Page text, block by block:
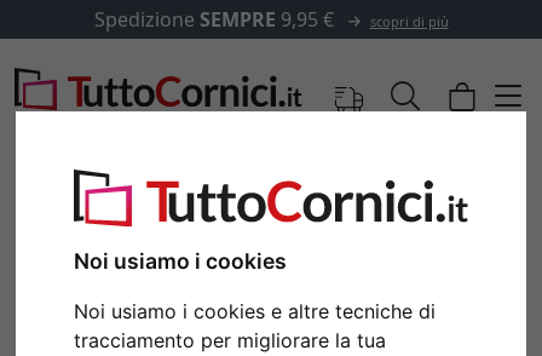
Noi usiamo i cookies
Noi usiamo i cookies e altre tecniche di
tracciamento per migliorare la tua
Spedizione SEMPRE 9,95 € scopri di più